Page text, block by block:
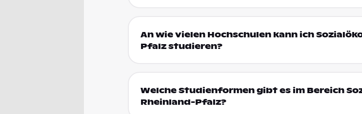
An wie vielen Hochschulen kann ich
Pfalz studieren?
Welche Studienformen gibt es im Bereich
Rheinland-Pfalz?